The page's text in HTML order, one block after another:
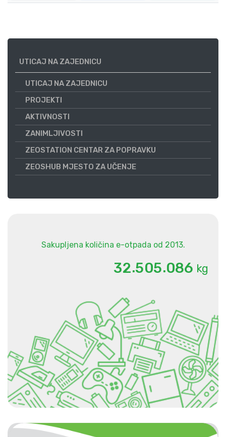
UTICAJ NA ZAJEDNICU
UTICAJ NA ZAJEDNICU
PROJEKTI
AKTIVNOSTI
ZANIMLJIVOSTI
ZEOSTATION CENTAR ZA POPRAVKU
ZEOSHUB MJESTO ZA UČENJE
Sakupljena količina e-otpada od 2013.
32.505.086 kg